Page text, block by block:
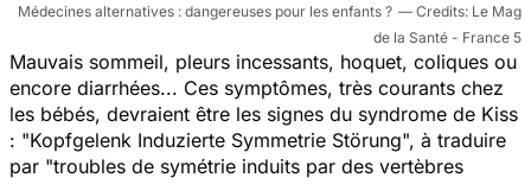
Médecines alternatives : dangereuses pour les enfants ?
Le Mag
de la Santé - France 5
Mauvais sommeil, pleurs incessants, hoquet, coliques ou
encore diarrhées... Ces symptômes, très courants chez
les bébés, devraient être les signes du syndrome de Kiss
: "Kopfgelenk Induzierte Symmetrie Störung", à traduire
par "troubles de symétrie induits par des vertèbres